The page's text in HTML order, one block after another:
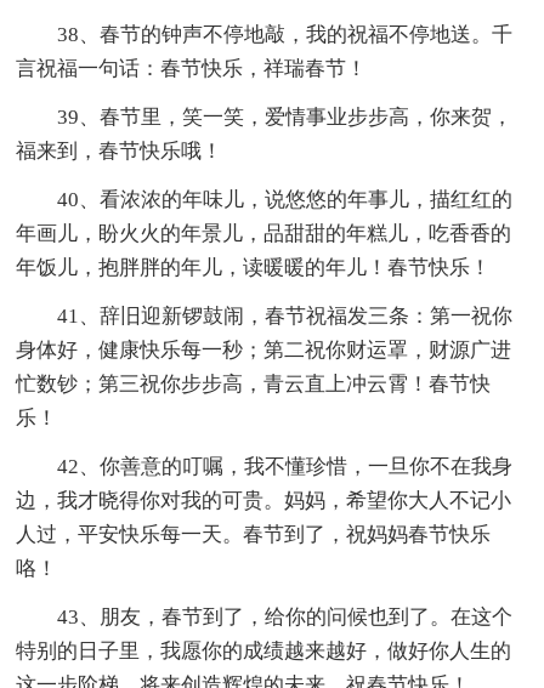
38、春节的钟声不停地敲，我的祝福不停地送。千
言祝福一句话：春节快乐，祥瑞春节！
39、春节里，笑一笑，爱情事业步步高，你来贺，
福来到，春节快乐哦！
40、看浓浓的年味儿，说悠悠的年事儿，描红红的
年画儿，盼火火的年景儿，品甜甜的年糕儿，吃香香的
年饭儿，抱胖胖的年儿，读暖暖的年儿！春节快乐！
41、辞旧迎新锣鼓闹，春节祝福发三条：第一祝你
身体好，健康快乐每一秒；第二祝你财运罩，财源广进
忙数钞；第三祝你步步高，青云直上冲云霄！春节快
乐！
42、你善意的叮嘱，我不懂珍惜，一旦你不在我身
边，我才晓得你对我的可贵。妈妈，希望你大人不记小
人过，平安快乐每一天。春节到了，祝妈妈春节快乐
咯！
43、朋友，春节到了，给你的问候也到了。在这个
特别的日子里，我愿你的成绩越来越好，做好你人生的